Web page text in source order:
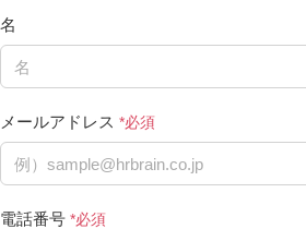
名
メールアドレス
電話番号